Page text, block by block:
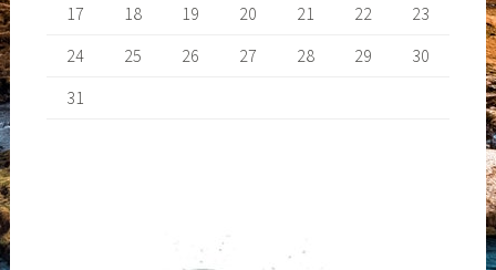
17
18 19 20 21 22
23
24
25 26 27 28 29
30
31